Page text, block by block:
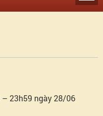
23h59 ngày 28/06